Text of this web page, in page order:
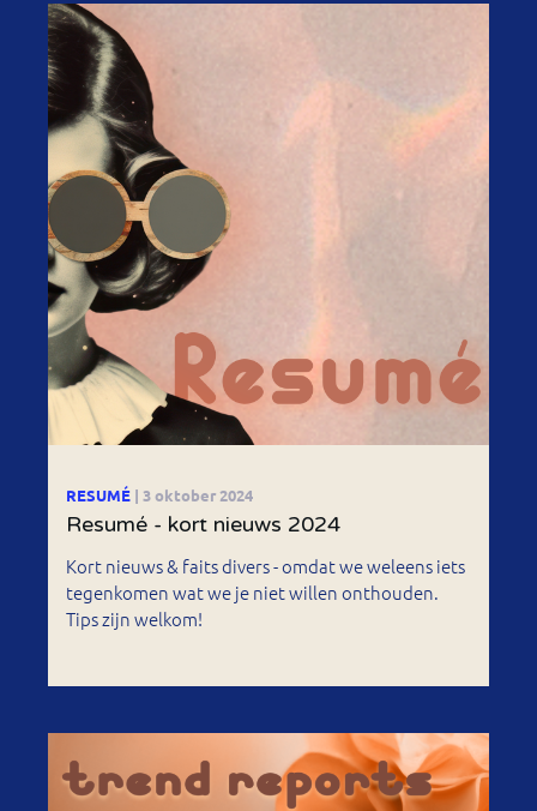
RESUMÉ | 3 oktober 2024
Resumé - kort nieuws 2024
Kort nieuws & faits divers - omdat we weleens iets
tegenkomen wat we je niet willen onthouden.
Tips zijn welkom!